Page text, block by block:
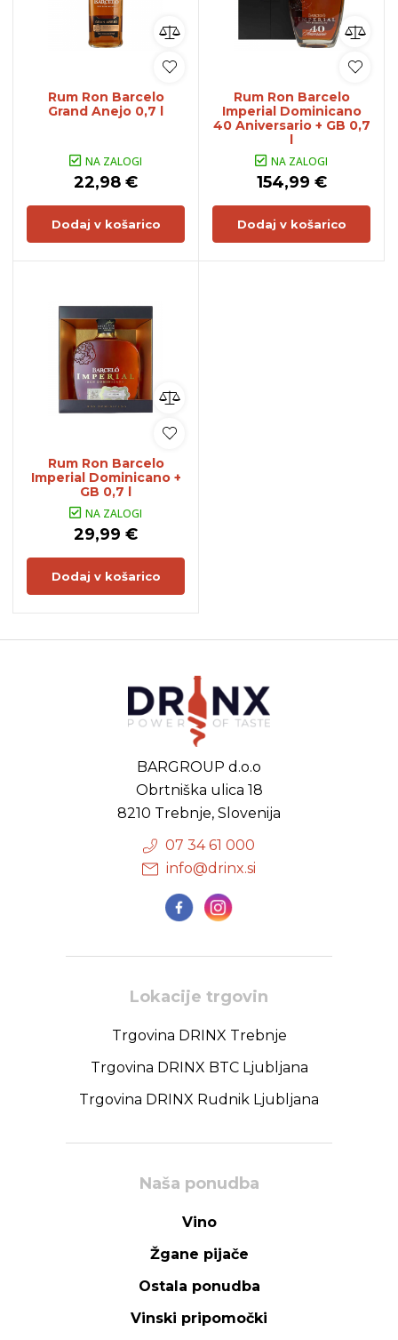
Rum Ron Barcelo
Grand Anejo 0,7 l
NA ZALOGI
22,98 €
Dodaj v košarico
Rum Ron Barcelo
Imperial Dominicano
40 Aniversario + GB 0,7
l
NA ZALOGI
154,99 €
Dodaj v košarico
Rum Ron Barcelo
Imperial Dominicano +
GB 0,7 l
NA ZALOGI
29,99 €
Dodaj v košarico
BARGROUP d.o.o
Obrtniška ulica 18
8210 Trebnje, Slovenija
07 34 61 000
info@drinx.si
Lokacije trgovin
Trgovina DRINX Trebnje
Trgovina DRINX BTC Ljubljana
Trgovina DRINX Rudnik Ljubljana
Naša ponudba
Vino
Žgane pijače
Ostala ponudba
Vinski pripomočki